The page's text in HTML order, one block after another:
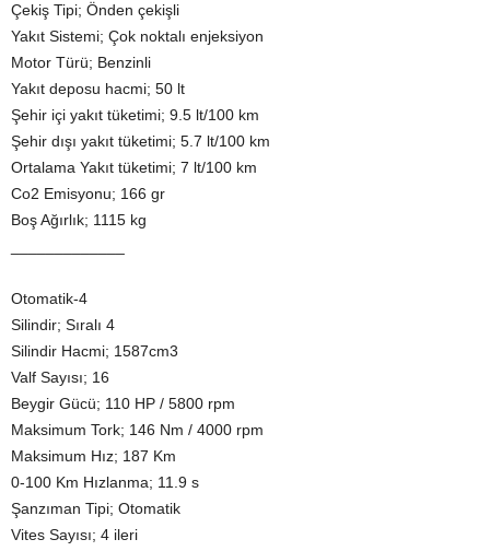
Çekiş Tipi; Önden çekişli
Yakıt Sistemi; Çok noktalı enjeksiyon
Motor Türü; Benzinli
Yakıt deposu hacmi; 50 lt
Şehir içi yakıt tüketimi; 9.5 lt/100 km
Şehir dışı yakıt tüketimi; 5.7 lt/100 km
Ortalama Yakıt tüketimi; 7 lt/100 km
Co2 Emisyonu; 166 gr
Boş Ağırlık; 1115 kg
Otomatik-4
Silindir; Sıralı 4
Silindir Hacmi; 1587cm3
Valf Sayısı; 16
Beygir Gücü; 110 HP / 5800 rpm
Maksimum Tork; 146 Nm / 4000 rpm
Maksimum Hız; 187 Km
0-100 Km Hızlanma; 11.9 s
Şanzıman Tipi; Otomatik
Vites Sayısı; 4 ileri